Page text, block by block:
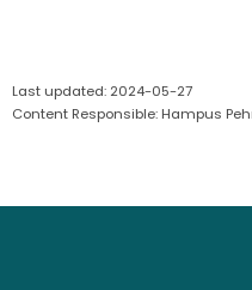
Last updated: 2024-05-27
Content Responsible: Hampus